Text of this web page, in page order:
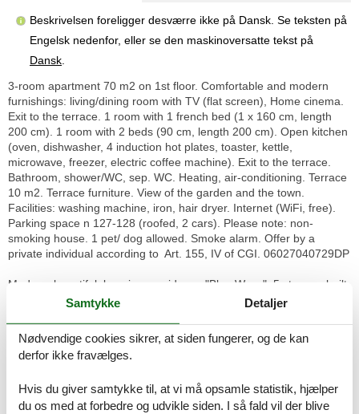
Beskrivelsen foreligger desværre ikke på Dansk. Se teksten på
Engelsk nedenfor, eller se den maskinoversatte tekst på
Dansk.
3-room apartment 70 m2 on 1st floor. Comfortable and modern
furnishings: living/dining room with TV (flat screen), Home cinema.
Exit to the terrace. 1 room with 1 french bed (1 x 160 cm, length
200 cm). 1 room with 2 beds (90 cm, length 200 cm). Open kitchen
(oven, dishwasher, 4 induction hot plates, toaster, kettle,
microwave, freezer, electric coffee machine). Exit to the terrace.
Bathroom, shower/WC, sep. WC. Heating, air-conditioning. Terrace
10 m2. Terrace furniture. View of the garden and the town.
Facilities: washing machine, iron, hair dryer. Internet (WiFi, free).
Parking space n 127-128 (roofed, 2 cars). Please note: non-
smoking house. 1 pet/ dog allowed. Smoke alarm. Offer by a
private individual according to Art. 155, IV of CGI. 06027040729DP
Modern, beautiful, luxurious residence "Blue Wave", 5 storeys, built
in 2024. In the residential district, excellent location: right in the
800 m, bakery 1 km, bus stop "la belle etoile" 200 m, shingle beach
"plage des Vespins" 300 m. Sports harbour 300 m, sailing school
Commercial Cap 3000 2.3 km, Promenade des Anglais 8 km,
Antibes Vieille Ville 8 km, St paul de Vence 8 km.
Samtykke Detaljer
Nødvendige cookies sikrer, at siden fungerer, og de kan
derfor ikke fravælges.
Hvis du giver samtykke til, at vi må opsamle statistik, hjælper
du os med at forbedre og udvikle siden. I så fald vil der blive